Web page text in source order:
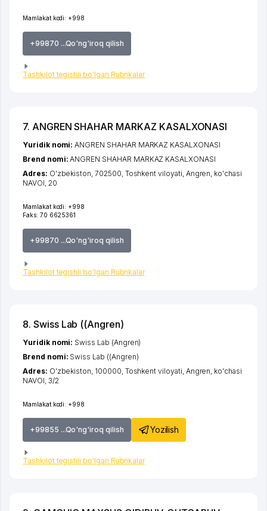
Mamlakat kodi: +998
+99870 ...Qo'ng'iroq qilish
Tashkilot tegishli bo'lgan Rubrikalar
7. ANGREN SHAHAR MARKAZ KASALXONASI
Mamlakat kodi: +998
Faks: 70 6625361
+99870 ...Qo'ng'iroq qilish
Tashkilot tegishli bo'lgan Rubrikalar
Yuridik nomi:ANGREN SHAHAR MARKAZ KASALXONASI
Brend nomi:ANGREN SHAHAR MARKAZ KASALXONASI
Adres: O'zbekiston, 702500, Toshkent viloyati, Angren, ko'chasi
NAVOI, 20
8. Swiss Lab ((Angren)
Mamlakat kodi: +998
+99855 ...Qo'ng'iroq qilish Yozilish
Tashkilot tegishli bo'lgan Rubrikalar
Yuridik nomi: Swiss Lab (Angren)
Brend nomi: Swiss Lab ((Angren)
Adres: O'zbekiston, 100000, Toshkent viloyati Angren ko'chasi
NAVOI , 3/2